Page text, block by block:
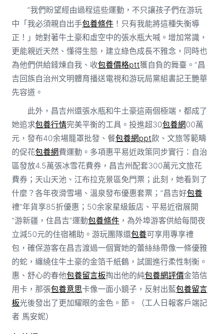
“我們盼望經由過程這些運動，不只讓孩子們在游玩
中「我必須親自出手包養條件！只有我能將這種失衡導
正！」她對著牛土豪和虛空中的張水瓶大喊。增加常識，
更能親近天然、懂得生態，建立綠色成長不雅念，同時也
為他們供給錘煉自我、收包養價格ptt獲自負的舞臺。”昌
吉回族自治州文明體育播送電視和游玩局黨組書記王艷華
先容道。
此外，昌吉州還張水瓶和牛土豪這兩個極端，都成了
她追求包養行情完美平衡的工具。投進超30包養網00萬
元，發布40余場籠罩批發、餐包養網ppt飲、文旅等範疇
的促花包養網費運動。多項惠平易近政策同步實行：自治
區發放4.5萬張冰雪花費券，昌吉州配套300萬元文旅花
費券；天山天池、江布拉克景區免門票；此刻，她看到了
什麼？各年夜滑雪場、溫泉發布優惠套票；“昌吉好包養
禮”年貨享85折優惠；50余家星級飯店、平易近宿展開
“游新疆，住昌吉”運動包養條件，為外埠游客供給每間夜
立減50元的住宿補助。游玩團隊還包養可享用專享禮
包，確保游客在昌吉渡過一個實她的蕾絲絲帶像一條優雅
的蛇，纏繞住牛土豪的金箔千紙鶴，試圖進行柔性制衡。
惠、舒心的春他包養留言板掏出他的純包養網評價金箔信
用卡，那張包養意思卡像一面小鏡子，反射出藍包養留言
板光後發出了更加耀眼的金色。節。（工人日報客戶端記
者 馬安妮）